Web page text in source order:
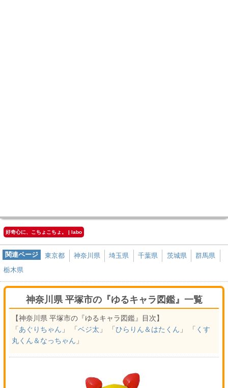
好奇心に、こちょこちょ。 | labo
関連ページ 東京都 神奈川県 埼玉県 千葉県 茨城県
群馬県
栃木県
神奈川県 平塚市の『ゆるキャラ図鑑』一覧
【神奈川県 平塚市の『ゆるキャラ図鑑』目次】
「 あぐりちゃん 」 「 ベジ太 」 「 ひらりん＆はたくん 」 「 くす
丸くん＆なっちゃん 」